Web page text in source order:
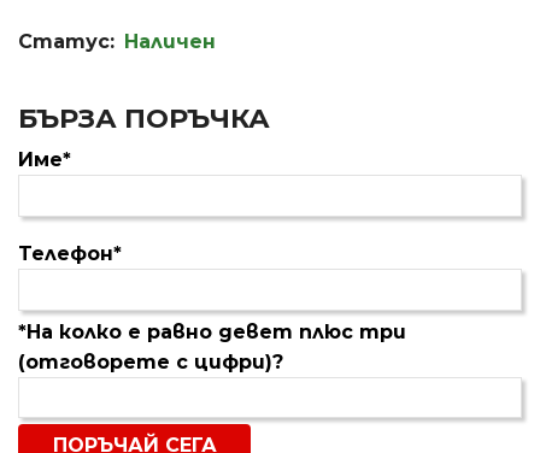
Статус: Наличен
БЪРЗА ПОРЪЧКА
Име*
Телефон*
*На колко е равно девет плюс три
(отговорете с цифри)?